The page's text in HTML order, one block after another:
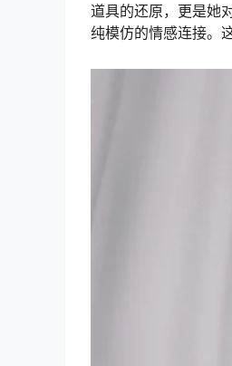
道具的还原，更是她
纯模仿的情感连接。